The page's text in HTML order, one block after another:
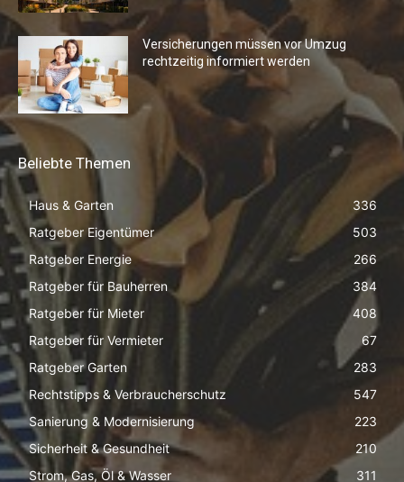
Versicherungen müssen vor Umzug
rechtzeitig informiert werden
Beliebte Themen
Haus & Garten
336
Ratgeber Eigentümer
503
Ratgeber Energie
266
Ratgeber für Bauherren
384
Ratgeber für Mieter
408
Ratgeber für Vermieter
67
Ratgeber Garten
283
Rechtstipps & Verbraucherschutz
547
Sanierung & Modernisierung
223
Sicherheit & Gesundheit
210
Strom, Gas, Öl & Wasser
311